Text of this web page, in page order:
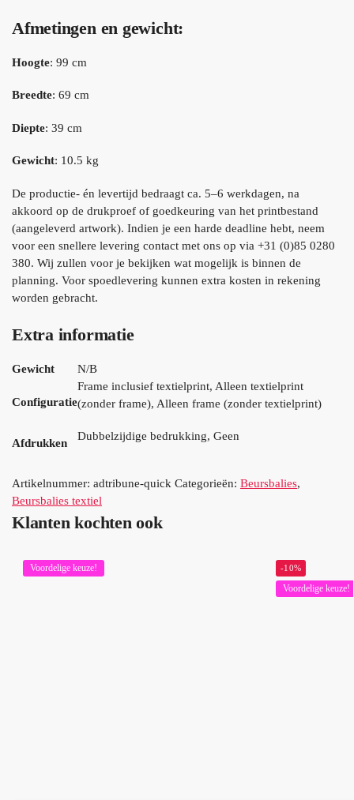
Afmetingen en gewicht:
Hoogte: 99 cm
Breedte: 69 cm
Diepte: 39 cm
Gewicht: 10.5 kg
De productie- én levertijd bedraagt ca. 5–6 werkdagen, na
akkoord op de drukproef of goedkeuring van het printbestand
(aangeleverd artwork). Indien je een harde deadline hebt, neem
voor een snellere levering contact met ons op via +31 (0)85 0280
380. Wij zullen voor je bekijken wat mogelijk is binnen de
planning. Voor spoedlevering kunnen extra kosten in rekening
worden gebracht.
Extra informatie
Gewicht N/B
Configuratie
Frame inclusief textielprint, Alleen textielprint
(zonder frame), Alleen frame (zonder textielprint)
Afdrukken
Dubbelzijdige bedrukking, Geen
Artikelnummer: adtribune-quick Categorieën: Beursbalies,
Beursbalies textiel
Klanten kochten ook
Voordelige keuze! -10%
Voordelige keuze!